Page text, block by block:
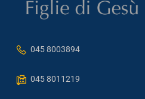
045 8003894
045 8011219